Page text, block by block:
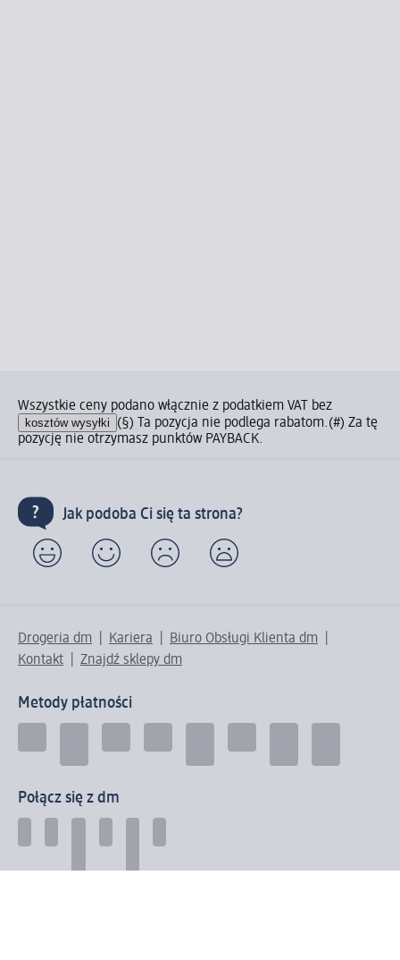
Wszystkie ceny podano włącznie z podatkiem VAT bez
kosztów wysyłki (§) Ta pozycja nie podlega rabatom.(#) Za tę
pozycję nie otrzymasz punktów PAYBACK.
Jak podoba Ci się ta strona?
Drogeria dm Kariera
Biuro Obsługi Klienta dm
Kontakt
Znajdź sklepy dm
Metody płatności
Połącz się z dm